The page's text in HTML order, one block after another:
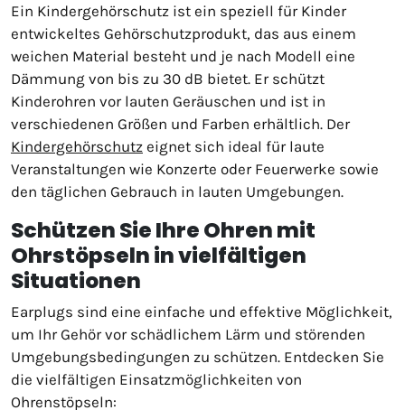
Ein Kindergehörschutz ist ein speziell für Kinder
entwickeltes Gehörschutzprodukt, das aus einem
weichen Material besteht und je nach Modell eine
Dämmung von bis zu 30 dB bietet. Er schützt
Kinderohren vor lauten Geräuschen und ist in
verschiedenen Größen und Farben erhältlich. Der
Kindergehörschutz eignet sich ideal für laute
Veranstaltungen wie Konzerte oder Feuerwerke sowie
den täglichen Gebrauch in lauten Umgebungen.
Schützen Sie Ihre Ohren mit
Ohrstöpseln in vielfältigen
Situationen
Earplugs sind eine einfache und effektive Möglichkeit,
um Ihr Gehör vor schädlichem Lärm und störenden
Umgebungsbedingungen zu schützen. Entdecken Sie
die vielfältigen Einsatzmöglichkeiten von
Ohrenstöpseln: